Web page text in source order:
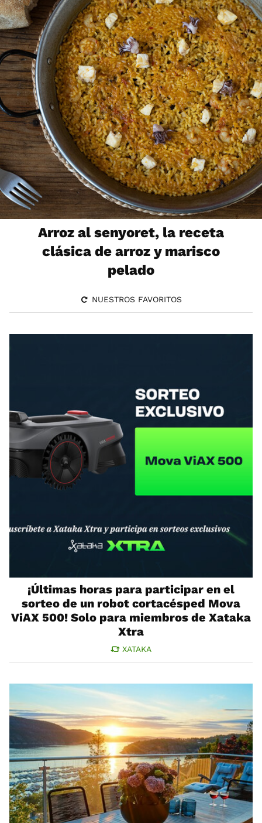
Arroz al senyoret, la receta
clásica de arroz y marisco
pelado
NUESTROS FAVORITOS
¡Últimas horas para participar en el
sorteo de un robot cortacésped Mova
ViAX 500! Solo para miembros de Xataka
Xtra
XATAKA